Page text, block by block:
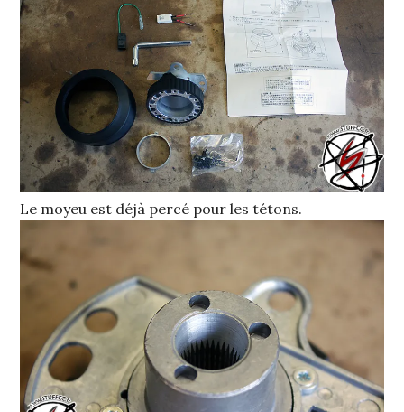
Le moyeu est déjà percé pour les tétons.